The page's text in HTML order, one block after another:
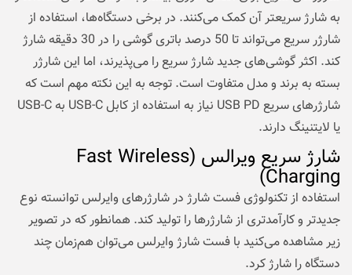
به شارژ سریعتر آن کمک می‌کنند. در برخی دستگاه‌ها، استفاده از
شارژر سریع می‌تواند تا 50 درصد باتری گوشی را در 30 دقیقه شارژ
کند. اکثر گوشی‌های جدید شارژ سریع را می‌پذیرند، اما این شارژر
بسته به برند و مدل متفاوت است. توجه به این نکته مهم است که
شارژرهای سریع USB PD نیاز به استفاده از کابل USB-C به USB-C
یا لایتنینگ دارند.
شارژ سریع ویرالس (Fast Wireless
Charging)
استفاده از تکنولوژی فست شارژ در شارژرهای وایرلس توانسته نوع
جدیدتر و کارآمدتری از شارژرها را تولید کند. همانطور که در تصویر
زیر مشاهده می‌کنید با فست شارژ وایرلس می‌توان هم‌زمان چند
دستگاه را شارژ کرد.